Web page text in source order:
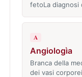
fetoLa diagnosi
A
Angiologìa
Branca della
dei vasi